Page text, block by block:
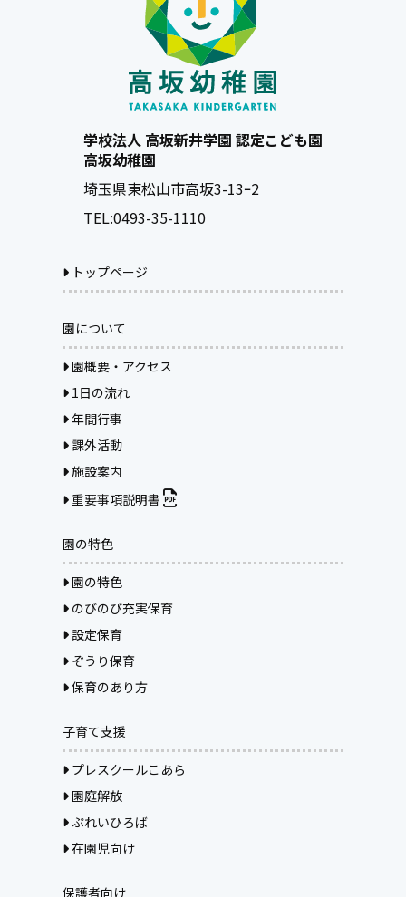
学校法人 高坂新井学園 認定こども園
高坂幼稚園
埼玉県東松山市高坂3-13ｰ2
TEL:0493-35-1110
トップページ
園について
園概要・アクセス
1日の流れ
年間行事
課外活動
施設案内
重要事項説明書
園の特色
園の特色
のびのび充実保育
設定保育
ぞうり保育
保育のあり方
子育て支援
プレスクールこあら
園庭解放
ぷれいひろば
在園児向け
保護者向け